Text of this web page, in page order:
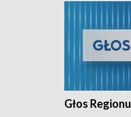
Głos Regionu